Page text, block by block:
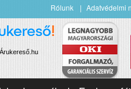
Rólunk
Adatvédelmi
Árukereső.hu